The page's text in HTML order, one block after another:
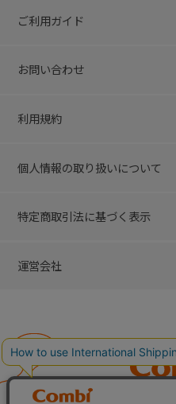
ご利用ガイド
お問い合わせ
利用規約
個人情報の取り扱いについて
特定商取引法に基づく表示
運営会社